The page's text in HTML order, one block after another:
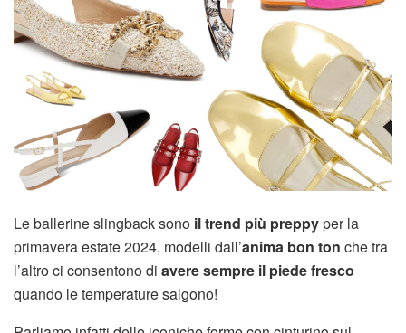
Le ballerine slingback sono il trend più preppyper la
primavera estate 2024, modelli dall’anima bon ton che tra
l’altro ci consentono di avere sempre il piede fresco
quando le temperature salgono!